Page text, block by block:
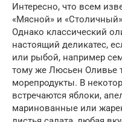
Интересно, что всем
«Мясной» и
Однако классический
настоящий деликатес,
или рыбой, например
тому же Люсьен Оливье
морепродукты. В
встречаются яблоки,
маринованные или